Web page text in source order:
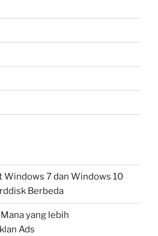
Windows 7 dan Windows 10
Berbeda
yang lebih
Ads